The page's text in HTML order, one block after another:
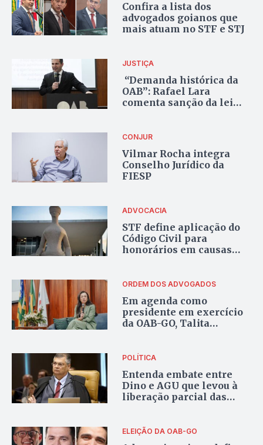
Confira a lista dos
advogados goianos que
mais atuam no STF e STJ
JUSTIÇA
“Demanda histórica da
OAB”: Rafael Lara
comenta sanção da lei
CONJUR
Vilmar Rocha integra
Conselho Jurídico da
FIESP
ADVOCACIA
STF define aplicação do
Código Civil para
honorários em causas
ORDEM DOS ADVOGADOS
Em agenda como
presidente em exercício
da OAB-GO, Talita
mulheres na advocacia
POLÍTICA
Entenda embate entre
Dino e AGU que levou à
liberação parcial das
ELEIÇÃO DA OAB-GO